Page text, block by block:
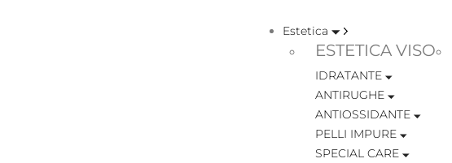
Estetica
ESTETICA VISO
IDRATANTE
ANTIRUGHE
ANTIOSSIDANTE
PELLI IMPURE
SPECIAL CARE